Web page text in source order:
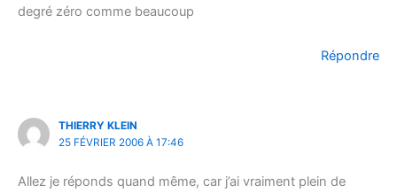
degré zéro comme beaucoup
Répondre
THIERRY KLEIN
25 FÉVRIER 2006 À 17:46
Allez je réponds quand même, car j’ai vraiment plein de